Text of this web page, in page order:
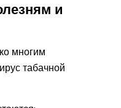
и
многим
табачной